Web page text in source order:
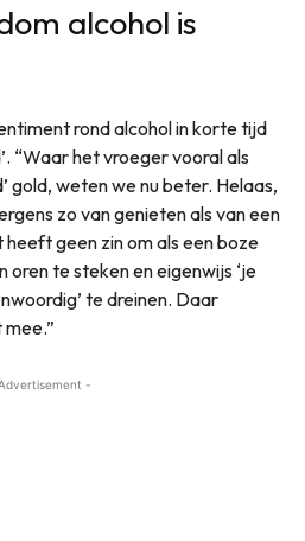
alcohol is
rond alcohol in korte tijd
“Waar het vroeger vooral als
gold, weten we nu beter. Helaas,
zo van genieten als van een
geen zin om als een boze
oren te steken en eigenwijs ‘je
te dreinen. Daar
-